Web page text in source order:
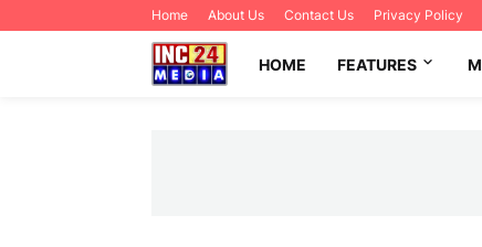
Home About Us Contact Us Privacy Policy
HOME FEATURES